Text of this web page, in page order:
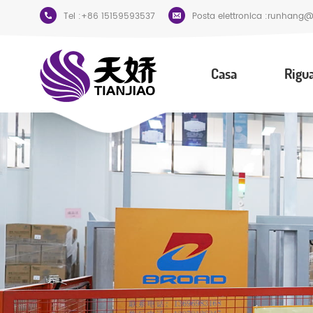
Tel :+86 15159593537 Posta elettronica :
Casa